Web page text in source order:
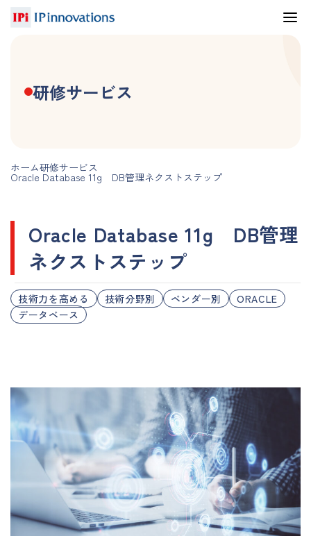
研修サービス
ホーム研修サービス
Oracle Database 11g DB管理ネクストステップ
Oracle Database 11g DB管理
ネクストステップ
技術力を高める 技術分野別 ベンダー別
ORACLE
データベース